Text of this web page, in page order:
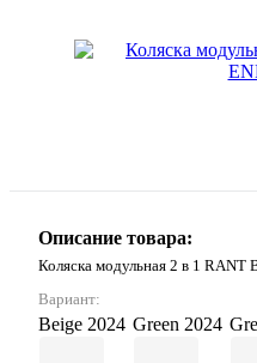
Описание товара:
Коляска модульная 2 в 1 RANT
Вариант:
Beige 2024 Green 2024